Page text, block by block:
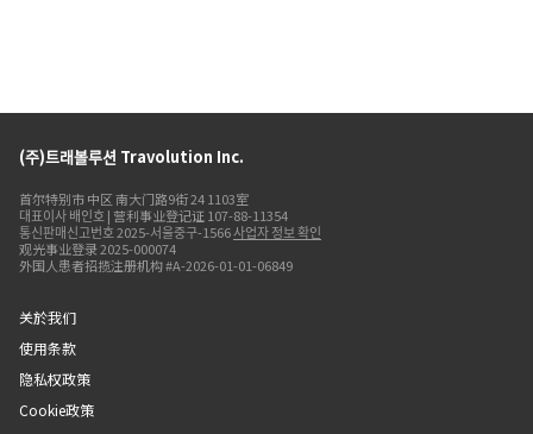
(주)트래볼루션 Travolution Inc.
首尔特别市 中区 南大门路9街 24 1103室
대표이사 배인호 | 营利事业登记证 107-88-11354
통신판매신고번호 2025-서울중구-1566사업자 정보 확인
观光事业登录 2025-000074
外国人患者招揽注册机构 #A-2026-01-01-06849
关於我们
使用条款
隐私权政策
Cookie政策